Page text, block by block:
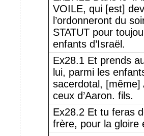
VOILE, qui [est]
l’ordonneront du
STATUT pour
enfants d’Israël.
Ex28.1 Et prends
lui, parmi les
sacerdotal, [même]
ceux d’Aaron. fils.
Ex28.2 Et tu feras
frère, pour la gloire